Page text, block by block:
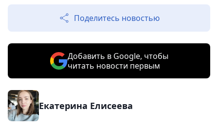
Поделитесь новостью
Добавить в Google, чтобы
читать новости первым
Екатерина Елисеева